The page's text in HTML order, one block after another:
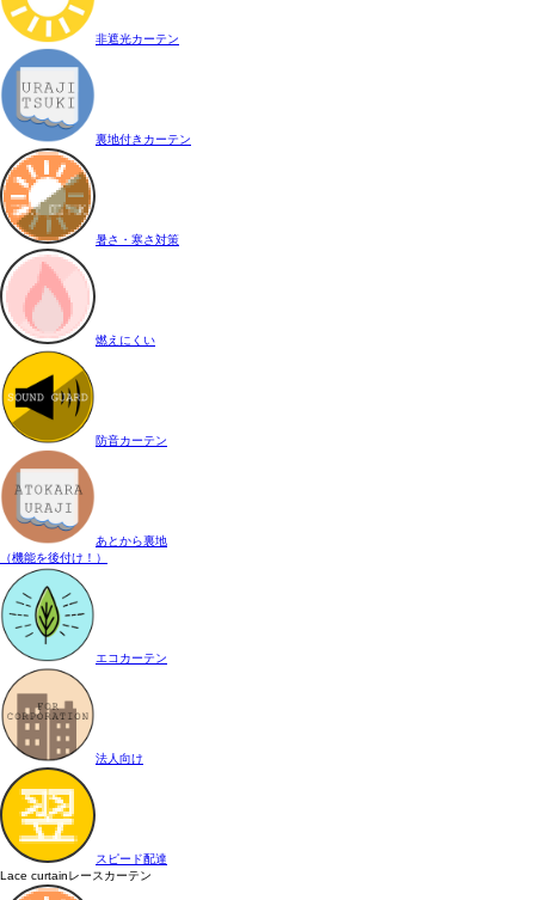
非遮光カーテン
裏地付きカーテン
暑さ・寒さ対策
燃えにくい
防音カーテン
あとから裏地
（機能を後付け！）
エコカーテン
法人向け
スピード配達
Lace curtainレースカーテン